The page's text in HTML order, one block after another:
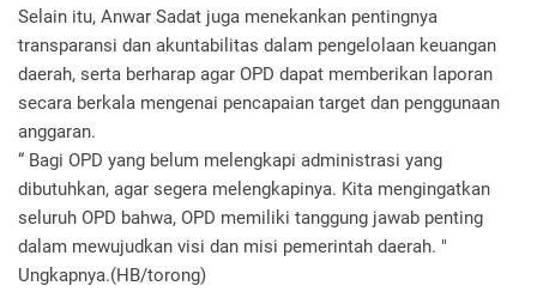
Selain itu, Anwar Sadat juga menekankan pentingnya
transparansi dan akuntabilitas dalam pengelolaan keuangan
daerah, serta berharap agar OPD dapat memberikan laporan
secara berkala mengenai pencapaian target dan penggunaan
anggaran.
“ Bagi OPD yang belum melengkapi administrasi yang
dibutuhkan, agar segera melengkapinya. Kita mengingatkan
seluruh OPD bahwa, OPD memiliki tanggung jawab penting
dalam mewujudkan visi dan misi pemerintah daerah. "
Ungkapnya.(HB/torong)